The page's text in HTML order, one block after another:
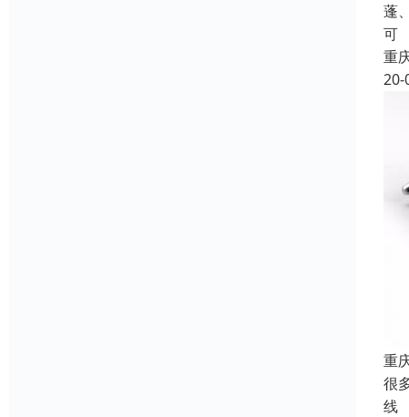
蓬
可
重
20-
重
很
线